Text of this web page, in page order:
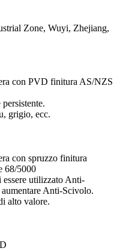
Zone, Wuyi, Zhejiang,
con PVD finitura AS/NZS
grigio, ecc.
con spruzzo finitura
68/5000
essere utilizzato Anti-
Anti-Scivolo.
alto valore.